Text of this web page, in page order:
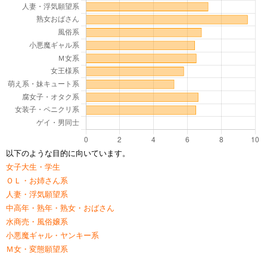
以下のような目的に向いています。
女子大生・学生
ＯＬ・お姉さん系
人妻・浮気願望系
中高年・熟年・熟女・おばさん
水商売・風俗嬢系
小悪魔ギャル・ヤンキー系
Ｍ女・変態願望系